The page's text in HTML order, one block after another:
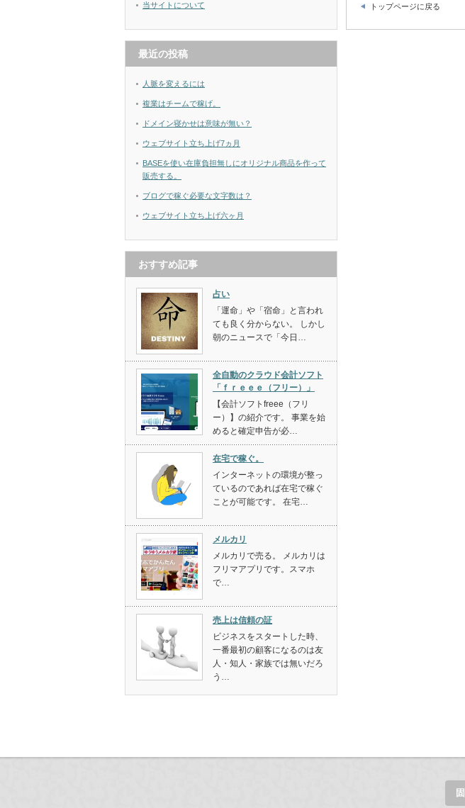
トップページに戻る
当サイトについて
最近の投稿
人脈を変えるには
複業はチームで稼げ。
ドメイン寝かせは意味が無い？
ウェブサイト立ち上げ7ヵ月
BASEを使い在庫負担無しにオリジナル商品を作って
販売する。
ブログで稼ぐ必要な文字数は？
ウェブサイト立ち上げ六ヶ月
おすすめ記事
占い
「運命」や「宿命」と言われ
ても良く分からない。 しかし
朝のニュースで「今日…
全自動のクラウド会計ソフト
「ｆｒｅｅｅ（フリー）」
【会計ソフトfreee（フリ
ー）】の紹介です。 事業を始
めると確定申告が必…
在宅で稼ぐ。
インターネットの環境が整っ
ているのであれば在宅で稼ぐ
ことが可能です。 在宅…
メルカリ
メルカリで売る。 メルカリは
フリマアプリです。スマホ
で…
売上は信頼の証
ビジネスをスタートした時、
一番最初の顧客になるのは友
人・知人・家族では無いだろ
う…